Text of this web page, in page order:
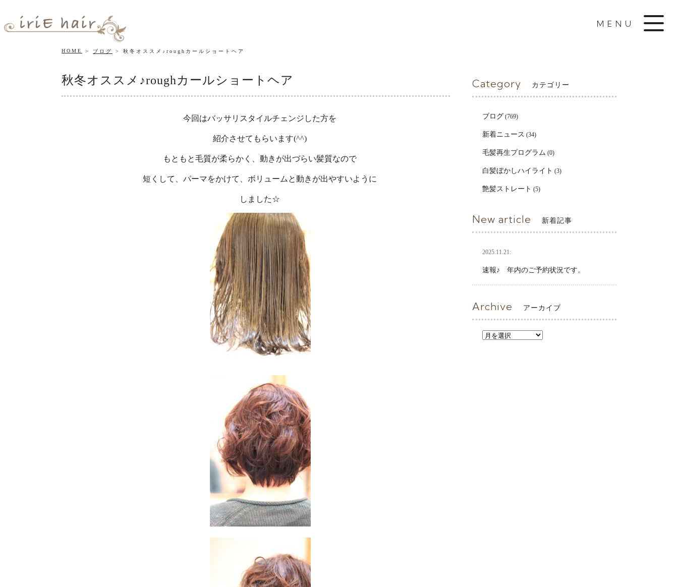
MENU
HOME ブログ 秋冬オススメ♪roughカールショートヘア
秋冬オススメ♪roughカールショートヘア
今回はバッサリスタイルチェンジした方を
紹介させてもらいます(^^)
もともと毛質が柔らかく、動きが出づらい髪質なので
短くして、パーマをかけて、ボリュームと動きが出やすいように
しました☆
Category カテゴリー
ブログ (769)
新着ニュース (34)
毛髪再生プログラム (0)
白髪ぼかしハイライト (3)
艶髪ストレート (5)
New article 新着記事
2025.11.21:
速報♪ 年内のご予約状況です。
Archive アーカイブ